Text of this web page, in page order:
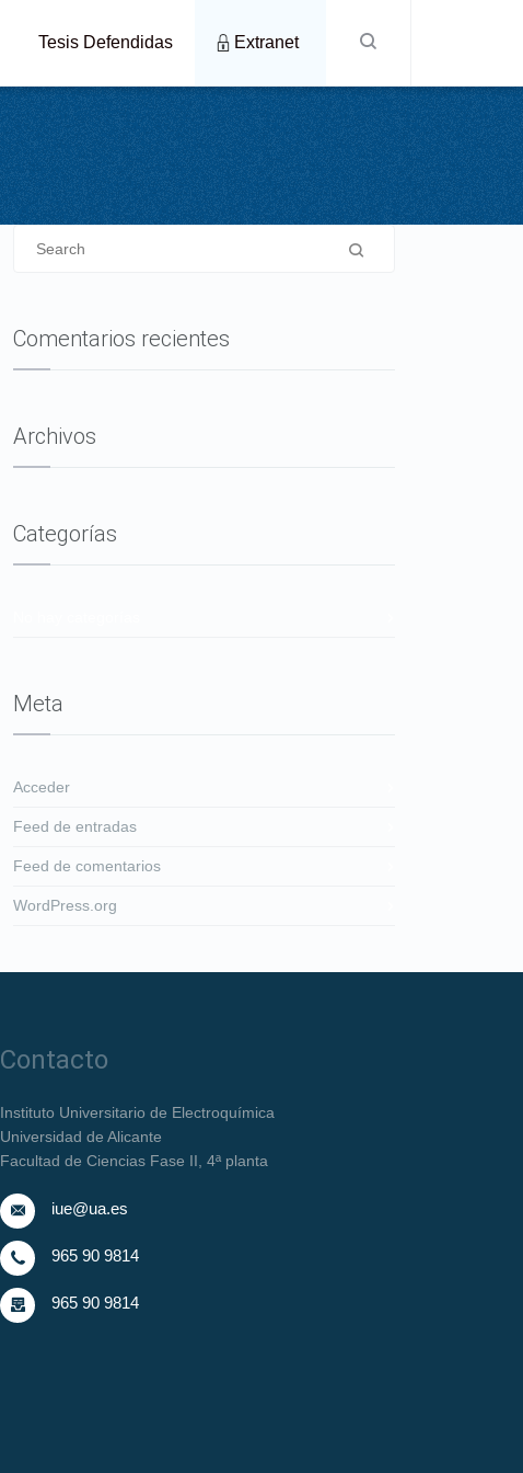
Tesis Defendidas Extranet
Comentarios recientes
Archivos
Categorías
Meta
Acceder
Feed de entradas
Feed de comentarios
WordPress.org
Contacto
Instituto Universitario de Electroquímica
Universidad de Alicante
Facultad de Ciencias Fase II, 4ª planta
iue@ua.es
965 90 9814
965 90 9814